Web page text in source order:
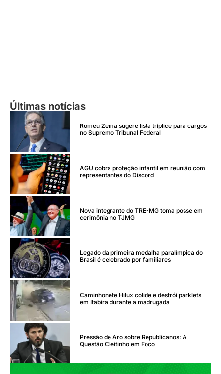
Últimas notícias
Romeu Zema sugere lista tríplice para cargos
no Supremo Tribunal Federal
AGU cobra proteção infantil em reunião com
representantes do Discord
Nova integrante do TRE-MG toma posse em
cerimônia no TJMG
Legado da primeira medalha paralímpica do
Brasil é celebrado por familiares
Caminhonete Hilux colide e destrói parklets
em Itabira durante a madrugada
Pressão de Aro sobre Republicanos: A
Questão Cleitinho em Foco